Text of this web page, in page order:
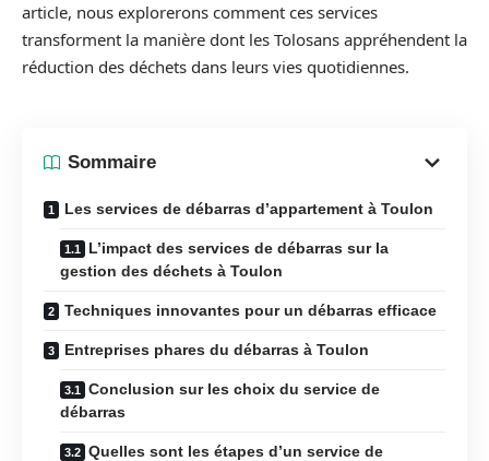
article, nous explorerons comment ces services
transforment la manière dont les Tolosans appréhendent la
réduction des déchets dans leurs vies quotidiennes.
Sommaire
Les services de débarras d’appartement à Toulon
L’impact des services de débarras sur la
gestion des déchets à Toulon
Techniques innovantes pour un débarras efficace
Entreprises phares du débarras à Toulon
Conclusion sur les choix du service de
débarras
Quelles sont les étapes d’un service de